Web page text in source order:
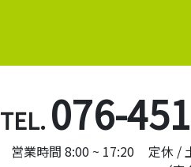
TEL.076-
営業時間 8:00 ~ 17:20
定休 /